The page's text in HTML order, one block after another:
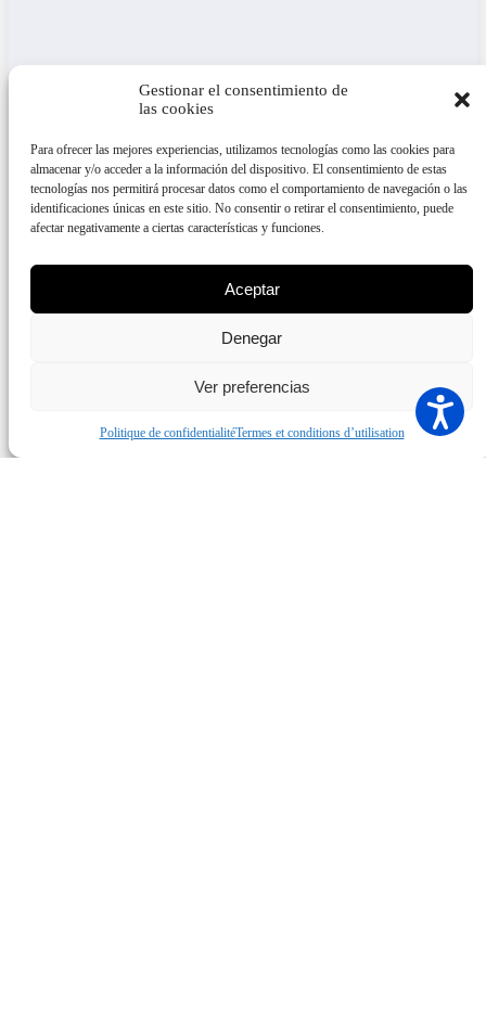
Gestionar el consentimiento de
las cookies
Para ofrecer las mejores experiencias, utilizamos tecnologías como las cookies para
almacenar y/o acceder a la información del dispositivo. El consentimiento de estas
tecnologías nos permitirá procesar datos como el comportamiento de navegación o las
identificaciones únicas en este sitio. No consentir o retirar el consentimiento, puede
afectar negativamente a ciertas características y funciones.
Aceptar
Denegar
Ver preferencias
Politique de confidentialitéTermes et conditions d’utilisation